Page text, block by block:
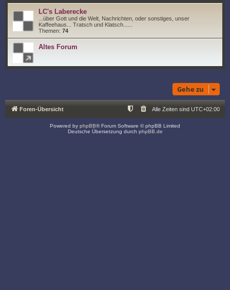
LC's Laberecke
...über Gott und die Welt, Nachrichten, oder sonstiges, unser
Kaffeehaus... Tratsch und Klatsch......
Themen: 74
Altes Forum
Gehe zu
Foren-Übersicht Alle Zeiten sind UTC+02:00
Powered by phpBB® Forum Software © phpBB Limited
Deutsche Übersetzung durch phpBB.de